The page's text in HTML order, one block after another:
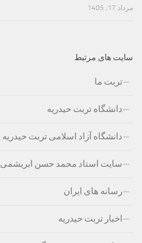
مرداد 17, 1405
سایت های مرتبط
تربت ما
دانشگاه تربت حیدریه
دانشگاه آزاد اسلامی تربت حیدریه
سایت استاد محمد حسن ابریشمی
رسانه های ایران
اخبار تربت حیدریه